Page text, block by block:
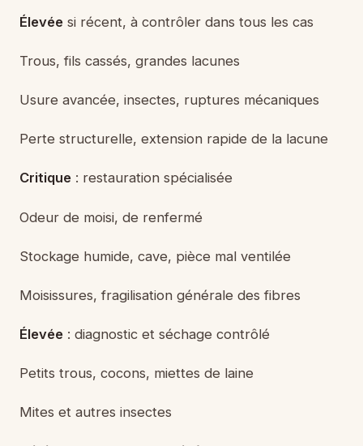
Élevée si récent, à contrôler dans tous les cas
Trous, fils cassés, grandes lacunes
Usure avancée, insectes, ruptures mécaniques
Perte structurelle, extension rapide de la lacune
Critique : restauration spécialisée
Odeur de moisi, de renfermé
Stockage humide, cave, pièce mal ventilée
Moisissures, fragilisation générale des fibres
Élevée : diagnostic et séchage contrôlé
Petits trous, cocons, miettes de laine
Mites et autres insectes